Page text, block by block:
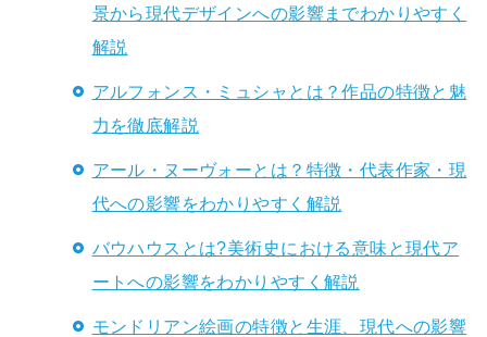
景から現代デザインへの影響までわかりやすく
解説
アルフォンス・ミュシャとは？作品の特徴と魅
力を徹底解説
アール・ヌーヴォーとは？特徴・代表作家・現
代への影響をわかりやすく解説
バウハウスとは?美術史における意味と現代ア
ートへの影響をわかりやすく解説
モンドリアン絵画の特徴と生涯、現代への影響